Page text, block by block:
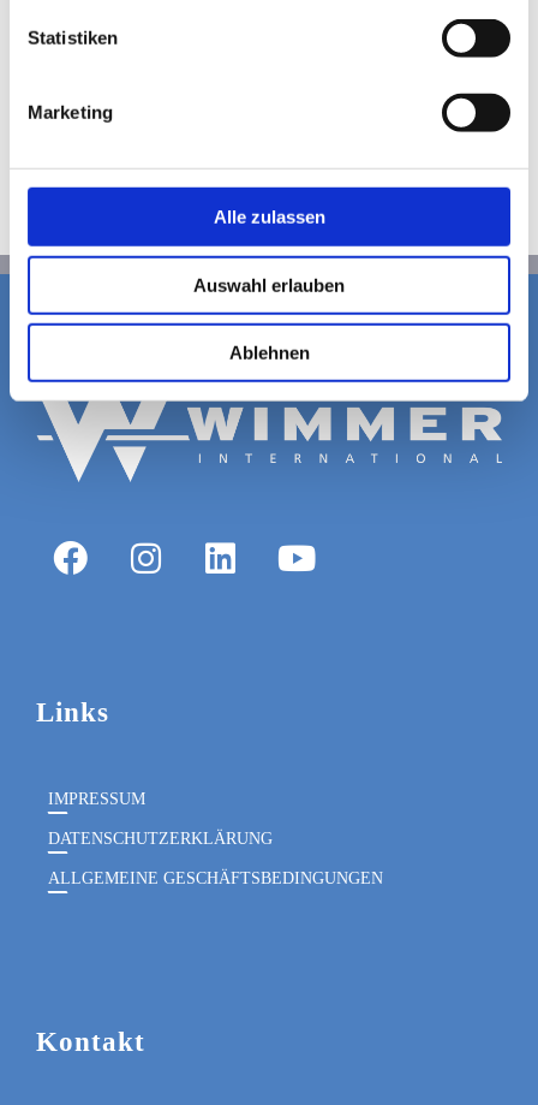
Statistiken
Marketing
Alle zulassen
Auswahl erlauben
Ablehnen
Links
IMPRESSUM
DATENSCHUTZERKLÄRUNG
ALLGEMEINE GESCHÄFTSBEDINGUNGEN
Kontakt